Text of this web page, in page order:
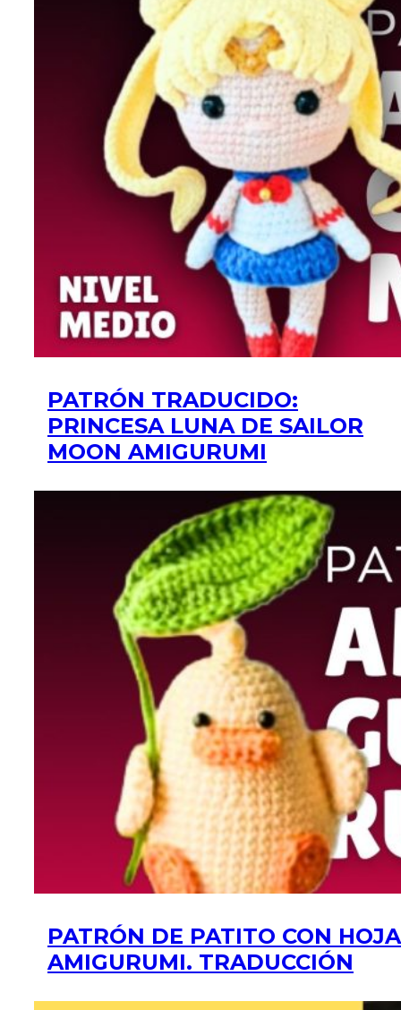
PATRÓN TRADUCIDO:
PRINCESA LUNA DE SAILOR
MOON AMIGURUMI
PATRÓN DE PATITO CON HOJA
AMIGURUMI. TRADUCCIÓN